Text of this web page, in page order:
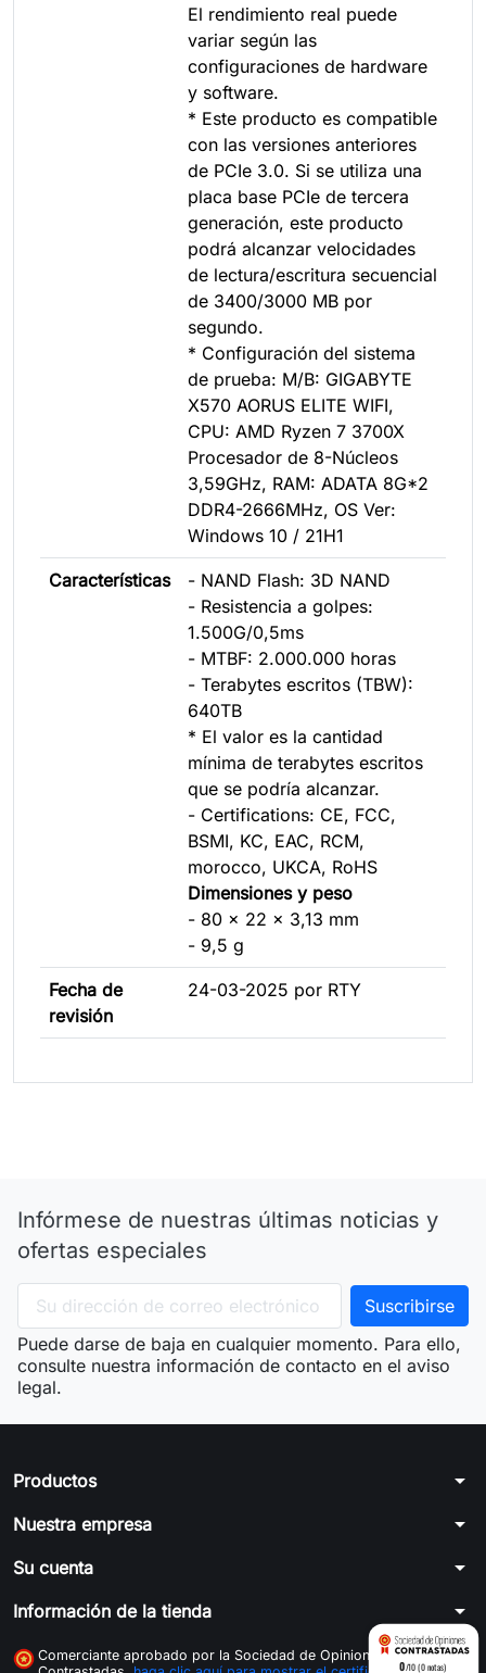
El rendimiento real puede
variar según las
configuraciones de hardware
y software.
* Este producto es compatible
con las versiones anteriores
de PCIe 3.0. Si se utiliza una
placa base PCIe de tercera
generación, este producto
podrá alcanzar velocidades
de lectura/escritura secuencial
de 3400/3000 MB por
segundo.
* Configuración del sistema
de prueba: M/B: GIGABYTE
X570 AORUS ELITE WIFI,
CPU: AMD Ryzen 7 3700X
Procesador de 8-Núcleos
3,59GHz, RAM: ADATA 8G*2
DDR4-2666MHz, OS Ver:
Windows 10 / 21H1
Características
- NAND Flash: 3D NAND
- Resistencia a golpes:
1.500G/0,5ms
- MTBF: 2.000.000 horas
- Terabytes escritos (TBW):
640TB
* El valor es la cantidad
mínima de terabytes escritos
que se podría alcanzar.
- Certifications: CE, FCC,
BSMI, KC, EAC, RCM,
morocco, UKCA, RoHS
Dimensiones y peso
- 80 x 22 x 3,13 mm
- 9,5 g
Fecha de
revisión
24-03-2025 por RTY
Infórmese de nuestras últimas noticias y
ofertas especiales
Puede darse de baja en cualquier momento. Para ello,
consulte nuestra información de contacto en el aviso
legal.
Productos arrow_drop_down
Nuestra empresa arrow_drop_down
Su cuenta arrow_drop_down
Información de la tienda arrow_drop_down
Comerciante aprobado por la Sociedad de Opiniones
0/10 (0 notas)